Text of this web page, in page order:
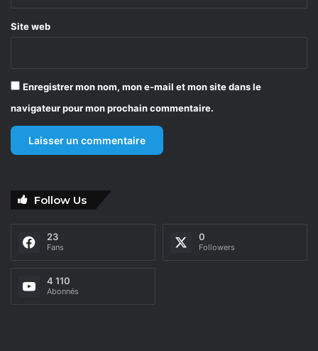
Site web
Enregistrer mon nom, mon e-mail et mon site dans le
navigateur pour mon prochain commentaire.
Follow Us
23
Fans
0
Followers
4 110
Abonnés